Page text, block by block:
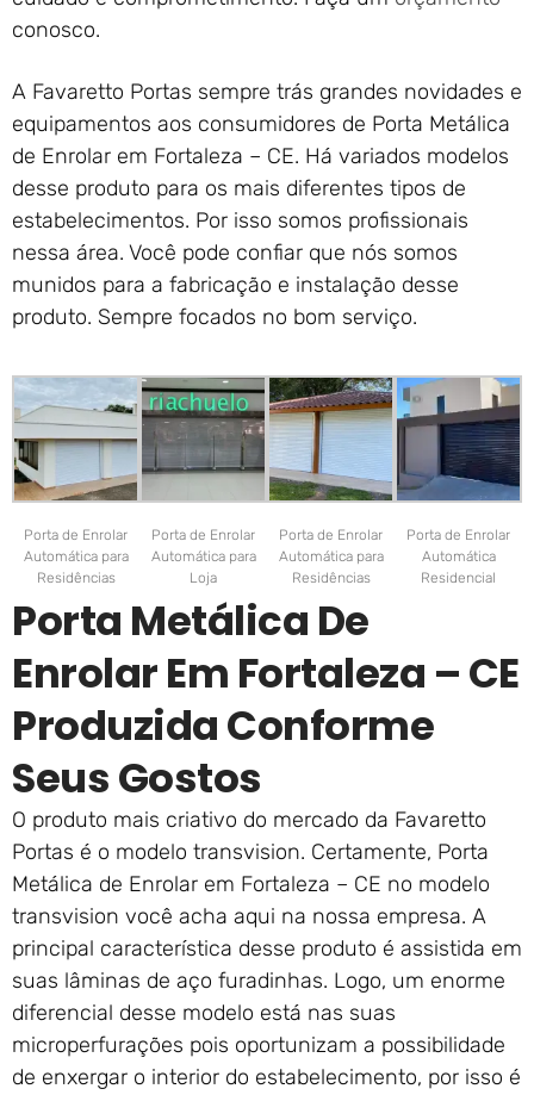
conosco.
A Favaretto Portas sempre trás grandes novidades e
equipamentos aos consumidores de Porta Metálica
de Enrolar em Fortaleza – CE. Há variados modelos
desse produto para os mais diferentes tipos de
estabelecimentos. Por isso somos profissionais
nessa área. Você pode confiar que nós somos
munidos para a fabricação e instalação desse
produto. Sempre focados no bom serviço.
Porta de Enrolar
Automática para
Residências
Porta de Enrolar
Automática para
Loja
Porta de Enrolar
Automática para
Residências
Porta de Enrolar
Automática
Residencial
Porta Metálica De
Enrolar Em Fortaleza – CE
Produzida Conforme
Seus Gostos
O produto mais criativo do mercado da Favaretto
Portas é o modelo transvision. Certamente, Porta
Metálica de Enrolar em Fortaleza – CE no modelo
transvision você acha aqui na nossa empresa. A
principal característica desse produto é assistida em
suas lâminas de aço furadinhas. Logo, um enorme
diferencial desse modelo está nas suas
microperfurações pois oportunizam a possibilidade
de enxergar o interior do estabelecimento, por isso é